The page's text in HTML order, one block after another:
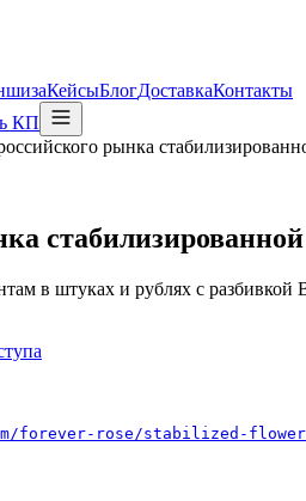
КейсыБлогДоставкаКонтакты
КП
рынка
в штуках и рублях с разбивкой
forever-rose/stabilized-